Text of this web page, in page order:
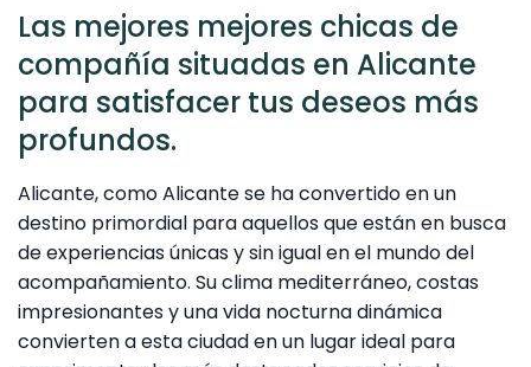
Las mejores mejores chicas de
compañía situadas en Alicante
para satisfacer tus deseos más
profundos.
Alicante, como Alicante se ha convertido en un
destino primordial para aquellos que están en busca
de experiencias únicas y sin igual en el mundo del
acompañamiento. Su clima mediterráneo, costas
impresionantes y una vida nocturna dinámica
convierten a esta ciudad en un lugar ideal para